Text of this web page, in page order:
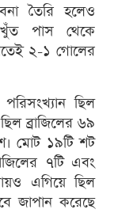
তৈরি হলেও
পাস থেকে
তাতেই ২-১ গোলের
পরিসংখ্যান ছিল
ব্রাজিলের ৬৯
মোট ১৯টি শট
৭টি এবং
এগিয়ে ছিল
জাপান করেছে